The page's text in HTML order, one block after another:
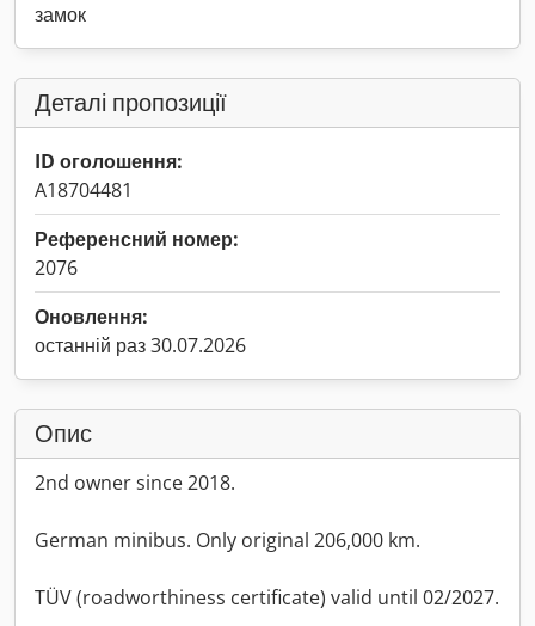
замок
Деталі пропозиції
ID оголошення:
A18704481
Референсний номер:
2076
Оновлення:
останній раз 30.07.2026
Опис
2nd owner since 2018.
German minibus. Only original 206,000 km.
TÜV (roadworthiness certificate) valid until 02/2027.